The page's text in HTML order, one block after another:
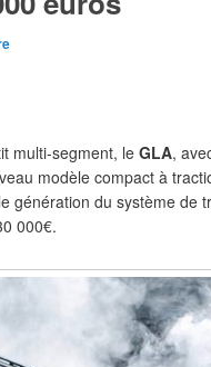
multi-segment, leGLA,
modèle compact à
génération du système de
000€.